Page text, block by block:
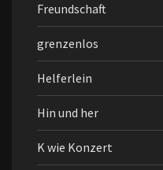
Freundschaft
grenzenlos
Helferlein
Hin und her
K wie Konzert